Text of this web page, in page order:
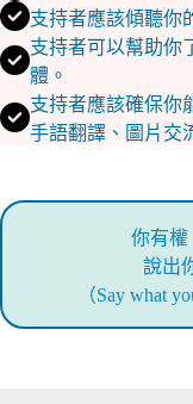
支持者應該傾聽你
支持者可以幫助你
體。
支持者應該確保你
手語翻譯、圖片交
你有權
說出
（Say what